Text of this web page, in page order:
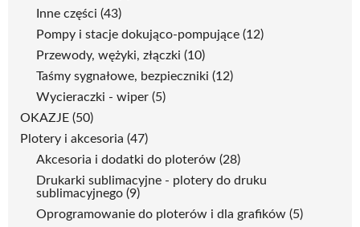
Inne części (43)
Pompy i stacje dokująco-pompujące (12)
Przewody, wężyki, złączki (10)
Taśmy sygnałowe, bezpieczniki (12)
Wycieraczki - wiper (5)
OKAZJE (50)
Plotery i akcesoria (47)
Akcesoria i dodatki do ploterów (28)
Drukarki sublimacyjne - plotery do druku
sublimacyjnego (9)
Oprogramowanie do ploterów i dla grafików (5)